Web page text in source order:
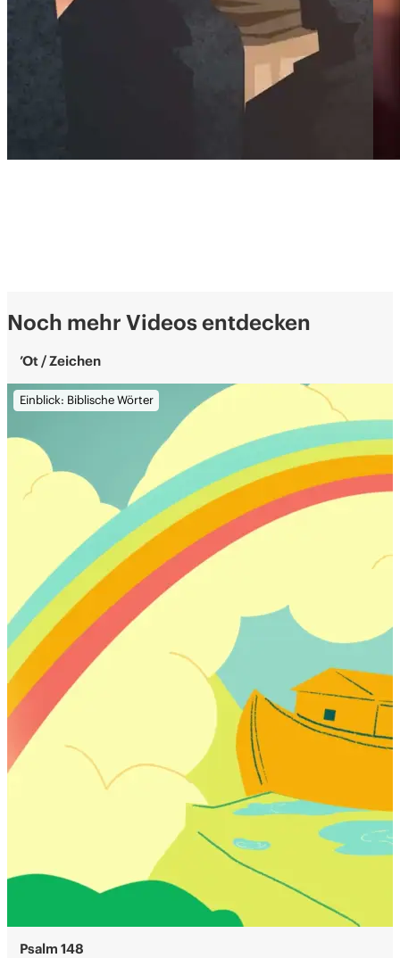
Noch mehr Videos entdecken
’Ot / Zeichen
Einblick: Biblische Wörter
Psalm 148